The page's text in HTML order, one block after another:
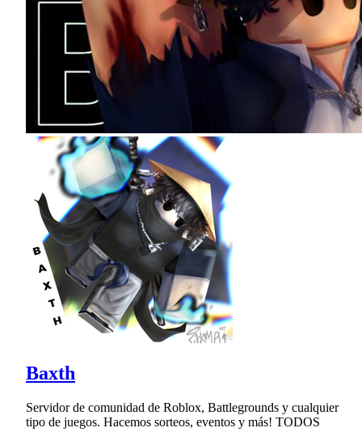
Baxth
Servidor de comunidad de Roblox, Battlegrounds y cualquier
tipo de juegos. Hacemos sorteos, eventos y más! TODOS